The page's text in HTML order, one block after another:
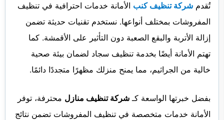
تُقدم شركة تنظيف كنب الأمانة خدمات احترافية في تنظيف
المفروشات بمختلف أنواعها. نستخدم تقنيات حديثة تضمن
إزالة الأتربة والبقع الصعبة دون التأثير على الأقمشة. كما
تهتم الأمانة أيضًا بخدمة تنظيف سجاد لضمان بيئة صحية
خالية من الجراثيم، مما يمنح منزلك مظهرًا متجددًا دائمًا.
بفضل خبرتها الواسعة كـ شركة تنظيف منازل محترفة، توفر
الأمانة خدمات متخصصة في تنظيف المفروشات تضمن نتائج